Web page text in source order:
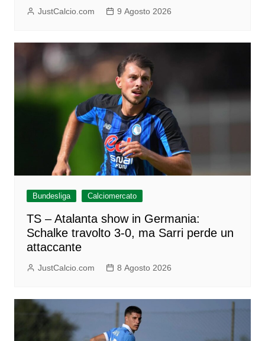
JustCalcio.com 9 Agosto 2026
Bundesliga Calciomercato
TS – Atalanta show in Germania:
Schalke travolto 3-0, ma Sarri perde un
attaccante
JustCalcio.com 8 Agosto 2026